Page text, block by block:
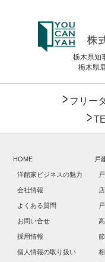
栃木県知
栃木県
フリー
HOME
洋館家ビジネスの魅力
会社情報
よくある質問
お問い合せ
採用情報
個人情報の取り扱い
戸
店